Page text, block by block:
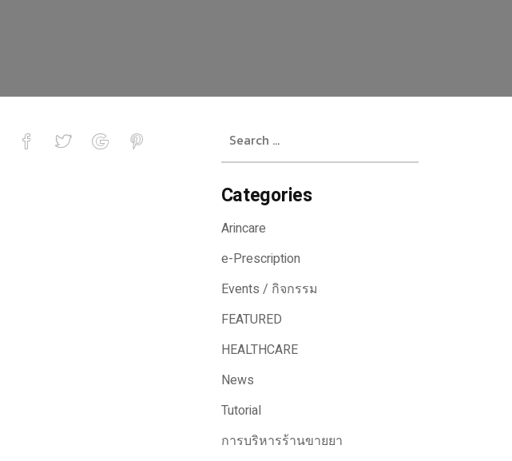
for:
Categories
Arincare
e-Prescription
Events / กิจกรรม
FEATURED
HEALTHCARE
News
Tutorial
การบริหารร้านขายยา